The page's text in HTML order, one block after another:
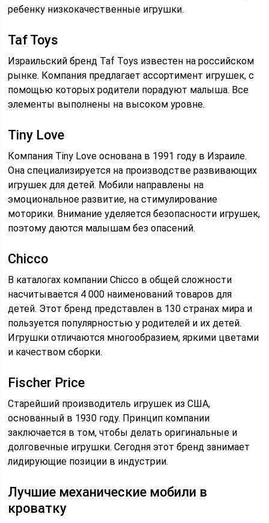
ребенку низкокачественные игрушки.
Taf Toys
Израильский бренд Taf Toys известен на российском
рынке. Компания предлагает ассортимент игрушек, с
помощью которых родители порадуют малыша. Все
элементы выполнены на высоком уровне.
Tiny Love
Компания Tiny Love основана в 1991 году в Израиле.
Она специализируется на производстве развивающих
игрушек для детей. Мобили направлены на
эмоциональное развитие, на стимулирование
моторики. Внимание уделяется безопасности игрушек,
поэтому даются малышам без опасений.
Chicco
В каталогах компании Chicco в общей сложности
насчитывается 4 000 наименований товаров для
детей. Этот бренд представлен в 130 странах мира и
пользуется популярностью у родителей и их детей.
Игрушки отличаются многообразием, яркими цветами
и качеством сборки.
Fischer Price
Старейший производитель игрушек из США,
основанный в 1930 году. Принцип компании
заключается в том, чтобы делать оригинальные и
долговечные игрушки. Сегодня этот бренд занимает
лидирующие позиции в индустрии.
Лучшие механические мобили в
кроватку